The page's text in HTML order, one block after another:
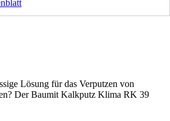
Lösung für das Verputzen von
Der Baumit Kalkputz Klima RK 39